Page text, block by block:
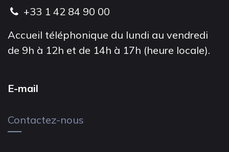
+33 1 42 84 90 00
Accueil téléphonique du lundi au vendredi
de 9h à 12h et de 14h à 17h (heure locale).
E-mail
Contactez-nous